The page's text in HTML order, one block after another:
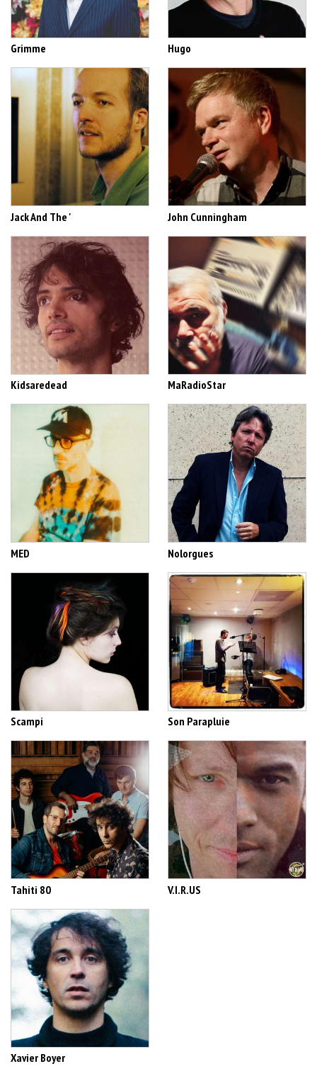
Grimme Hugo
Jack And The ' John Cunningham
Kidsaredead MaRadioStar
MED Nolorgues
Scampi Son Parapluie
Tahiti 80 V.I.R.US
Xavier Boyer